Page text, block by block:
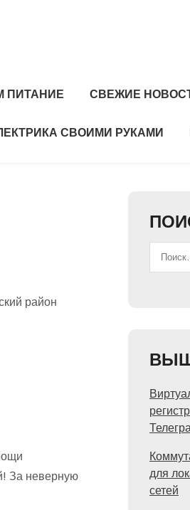
ПИТАНИЕ СВЕЖИЕ
СВОИМИ РУКАМИ
район
За неверную
для
сетей